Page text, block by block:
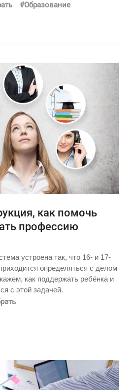
#Образование
как помочь
профессию
устроена так, что 16- и 17-
определяться с делом
как поддержать ребёнка и
с этой задачей.